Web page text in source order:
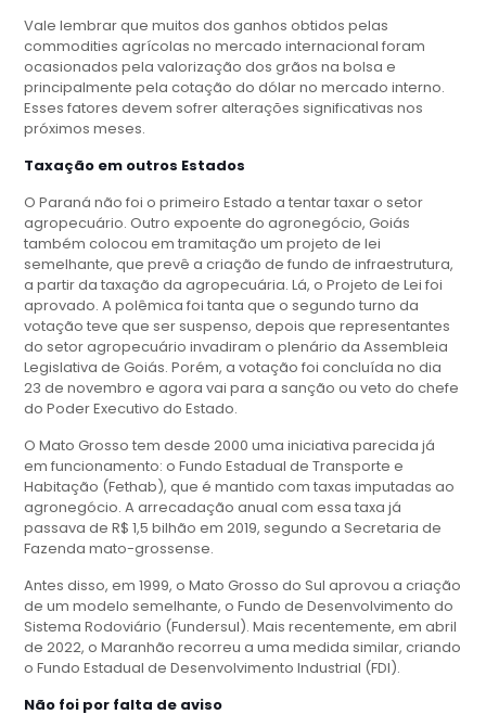
Vale lembrar que muitos dos ganhos obtidos pelas
commodities agrícolas no mercado internacional foram
ocasionados pela valorização dos grãos na bolsa e
principalmente pela cotação do dólar no mercado interno.
Esses fatores devem sofrer alterações significativas nos
próximos meses.
Taxação em outros Estados
O Paraná não foi o primeiro Estado a tentar taxar o setor
agropecuário. Outro expoente do agronegócio, Goiás
também colocou em tramitação um projeto de lei
semelhante, que prevê a criação de fundo de infraestrutura,
a partir da taxação da agropecuária. Lá, o Projeto de Lei foi
aprovado. A polêmica foi tanta que o segundo turno da
votação teve que ser suspenso, depois que representantes
do setor agropecuário invadiram o plenário da Assembleia
Legislativa de Goiás. Porém, a votação foi concluída no dia
23 de novembro e agora vai para a sanção ou veto do chefe
do Poder Executivo do Estado.
O Mato Grosso tem desde 2000 uma iniciativa parecida já
em funcionamento: o Fundo Estadual de Transporte e
Habitação (Fethab), que é mantido com taxas imputadas ao
agronegócio. A arrecadação anual com essa taxa já
passava de R$ 1,5 bilhão em 2019, segundo a Secretaria de
Fazenda mato-grossense.
Antes disso, em 1999, o Mato Grosso do Sul aprovou a criação
de um modelo semelhante, o Fundo de Desenvolvimento do
Sistema Rodoviário (Fundersul). Mais recentemente, em abril
de 2022, o Maranhão recorreu a uma medida similar, criando
o Fundo Estadual de Desenvolvimento Industrial (FDI).
Não foi por falta de aviso